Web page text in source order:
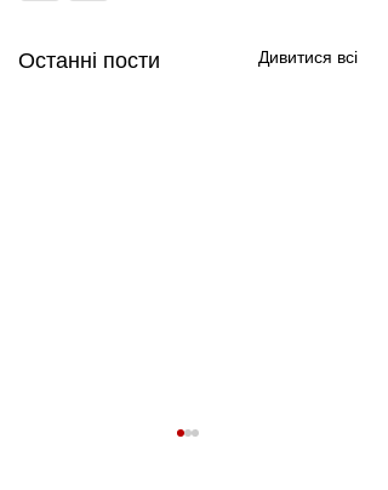
Останні пости Дивитися всі